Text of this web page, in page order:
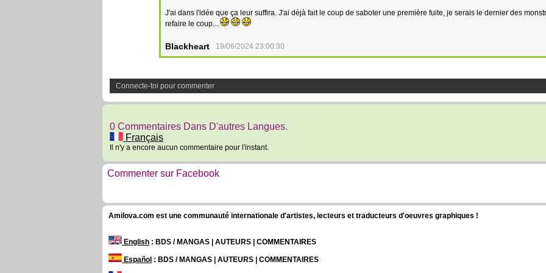
J'ai dans l'idée que ça leur suffira. J'ai déjà fait le coup de saboter une première fuite, je serais le dernier des
refaire le coup...
Blackheart 19/06/2024 23:00:30
Connecte-toi pour commenter
0 Commentaires Dans D'autres Langues.
Français
Il n'y a encore aucun commentaire pour l'instant.
Commenter sur Facebook
Amilova.com est une communauté internationale d'artistes, lecteurs et traducteurs d'oeuvres graphiques !
English : BDS / MANGAS | AUTEURS | COMMENTAIRES
Español : BDS / MANGAS | AUTEURS | COMMENTAIRES